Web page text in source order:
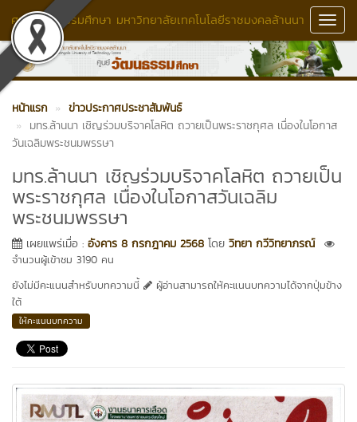
ศูนย์วัฒนธรรมศึกษา มหาวิทยาลัยเทคโนโลยีราชมงคลล้านนา
หน้าแรก
ข่าวประกาศประชาสัมพันธ์
มทร.ล้านนา เชิญร่วมบริจาคโลหิต ถวายเป็นพระราชกุศล เนื่องในโอกาส
วันเฉลิมพระชนมพรรษา
มทร.ล้านนา เชิญร่วมบริจาคโลหิต ถวายเป็น
พระราชกุศล เนื่องในโอกาสวันเฉลิม
พระชนมพรรษา
เผยแพร่เมื่อ : อังคาร 8 กรกฎาคม 2568 โดย วิทยา กวีวิทยาภรณ์
จำนวนผู้เข้าชม 3190 คน
ยังไม่มีคะแนนสำหรับบทความนี้
ผู้อ่านสามารถให้คะแนนบทความได้จากปุ่มข้าง
ใต้
ให้คะแนนบทความ